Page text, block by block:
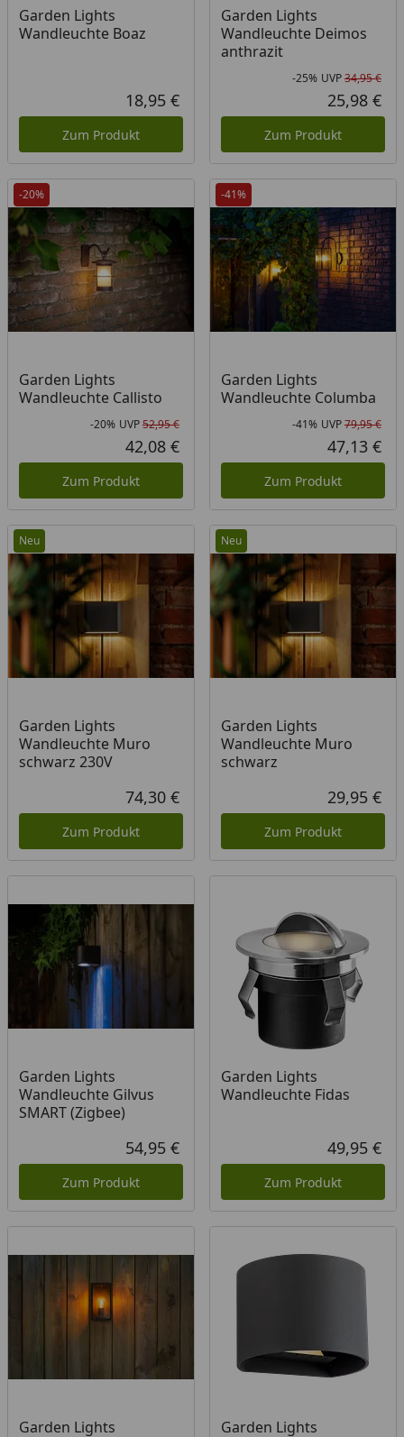
Garden Lights
Wandleuchte Boaz
Aktueller Preis
18,95 €
Zum Produkt
Garden Lights
Wandleuchte Deimos
anthrazit
-25% UVP34,95 €
25,98 €
Zum Produkt
-20%
Garden Lights
Wandleuchte Callisto
Rabatt in Prozent
-20%
Ursprünglicher Preis
UVP52,95 €
Aktueller Preis
42,08 €
Zum Produkt
-41%
Garden Lights
Wandleuchte Columba
-41% UVP79,95 €
47,13 €
Zum Produkt
Neu
Garden Lights
Wandleuchte Muro
schwarz 230V
Aktueller Preis
74,30 €
Zum Produkt
Neu
Garden Lights
Wandleuchte Muro
schwarz
29,95 €
Zum Produkt
Garden Lights
Wandleuchte Gilvus
SMART (Zigbee)
Aktueller Preis
54,95 €
Zum Produkt
Garden Lights
Wandleuchte Fidas
49,95 €
Zum Produkt
Garden Lights
Garden Lights